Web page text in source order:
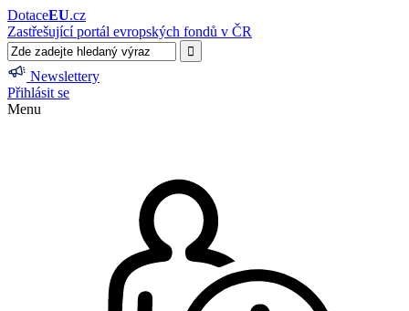
DotaceEU.cz
Zastřešující portál evropských fondů v ČR
Newslettery
Přihlásit se
Menu